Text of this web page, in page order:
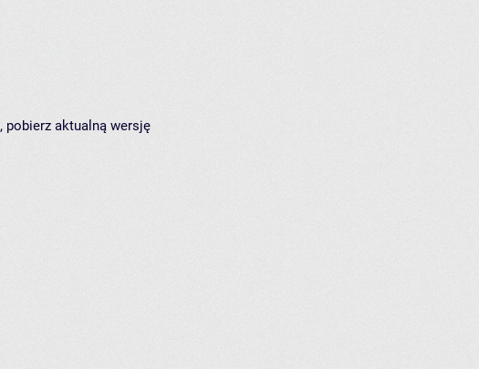
pobierz aktualną wersję